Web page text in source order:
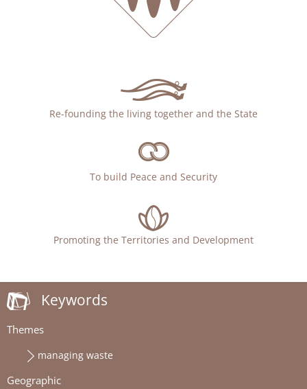
Re-founding the living together and the State
To build Peace and Security
Promoting the Territories and Development
Keywords
Themes
managing waste
Geographic